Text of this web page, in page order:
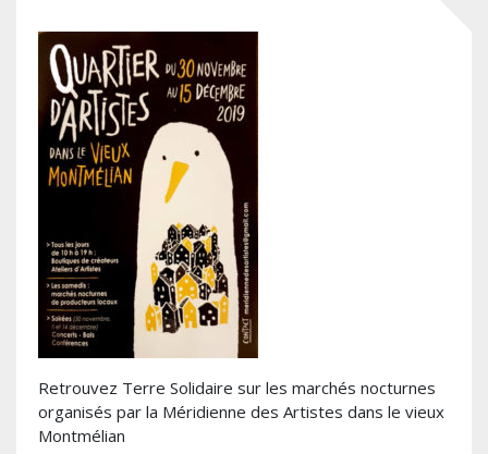
Retrouvez Terre Solidaire sur les marchés nocturnes
organisés par la Méridienne des Artistes dans le vieux
Montmélian